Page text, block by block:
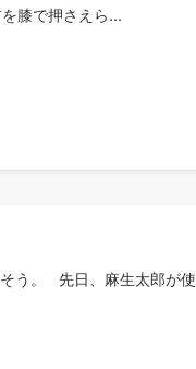
膝で押さえら...
う。 先日、麻生太郎が